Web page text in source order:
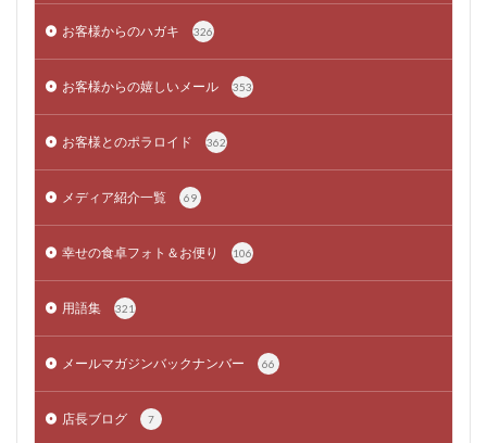
お客様からのハガキ 326
お客様からの嬉しいメール 353
お客様とのポラロイド 362
メディア紹介一覧 69
幸せの食卓フォト＆お便り 106
用語集 321
メールマガジンバックナンバー 66
店長ブログ 7